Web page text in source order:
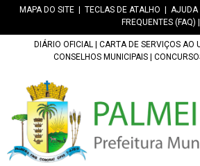
MAPA DO SITE TECLAS DE ATALHO
AJUDA
FREQUENTES (FAQ)
DIÁRIO OFICIAL CARTA DE SERVIÇOS AO
CONSELHOS MUNICIPAIS